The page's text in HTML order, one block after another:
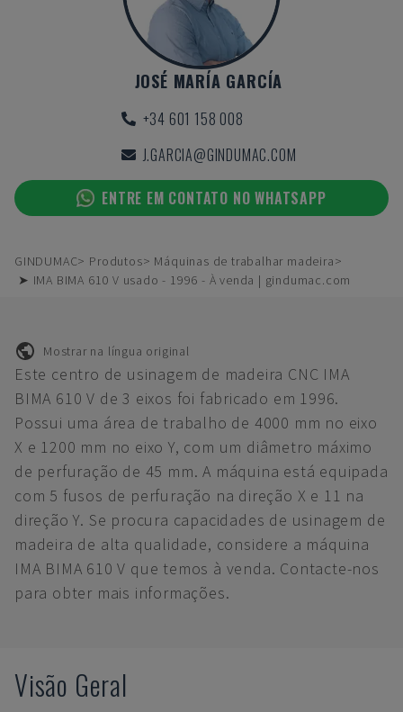
JOSÉ MARÍA GARCÍA
+34 601 158 008
J.GARCIA@GINDUMAC.COM
ENTRE EM CONTATO NO WHATSAPP
GINDUMAC Produtos
Máquinas de trabalhar madeira
➤ IMA BIMA 610 V usado - 1996 - À venda | gindumac.com
Mostrar na língua original
Este centro de usinagem de madeira CNC IMA
BIMA 610 V de 3 eixos foi fabricado em 1996.
Possui uma área de trabalho de 4000 mm no eixo
X e 1200 mm no eixo Y, com um diâmetro máximo
de perfuração de 45 mm. A máquina está equipada
com 5 fusos de perfuração na direção X e 11 na
direção Y. Se procura capacidades de usinagem de
madeira de alta qualidade, considere a máquina
IMA BIMA 610 V que temos à venda. Contacte-nos
para obter mais informações.
Visão Geral